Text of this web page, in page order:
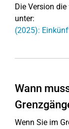
Die Version
unter:
(2025):
Wann
Wenn Sie im